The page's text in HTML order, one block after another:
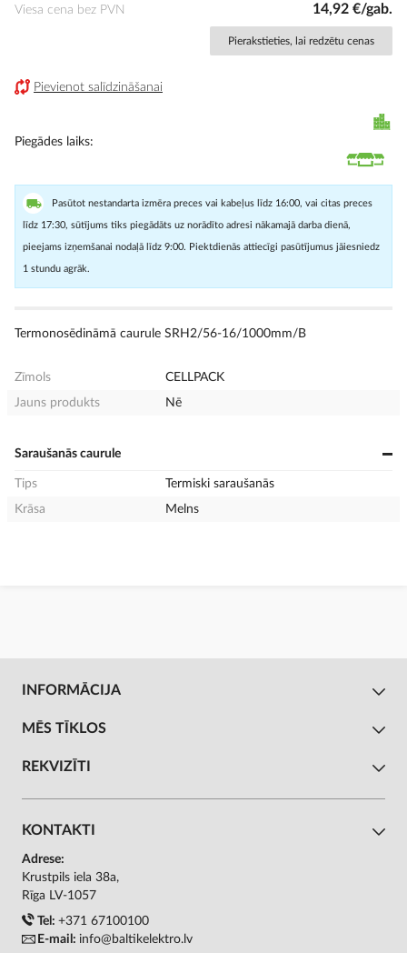
Viesa cena bez PVN 14,92 €/gab.
Pierakstieties, lai redzētu cenas
Pievienot salīdzināšanai
Piegādes laiks
Pasūtot nestandarta izmēra preces vai kabeļus līdz 16:00, vai citas preces
līdz 17:30, sūtījums tiks piegādāts uz norādīto adresi nākamajā darba dienā,
pieejams izņemšanai nodaļā līdz 9:00. Piektdienās attiecīgi pasūtījumus jāiesniedz
1 stundu agrāk.
Termonosēdināmā caurule SRH2/56-16/1000mm/B
Zīmols
CELLPACK
Jauns produkts
Nē
Saraušanās caurule
Tips
Termiski saraušanās
Krāsa
Melns
INFORMĀCIJA
MĒS TĪKLOS
REKVIZĪTI
KONTAKTI
Adrese:
Krustpils iela 38a,
Rīga LV-1057
Tel: +371 67100100
E-mail: info@baltikelektro.lv